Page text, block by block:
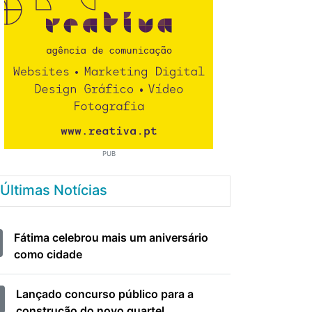
PUB
Últimas Notícias
Fátima celebrou mais um aniversário
como cidade
Lançado concurso público para a